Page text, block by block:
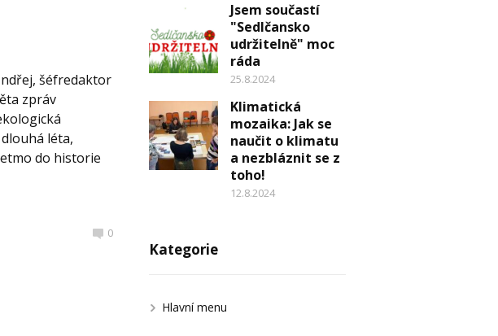
šéfredaktor
zpráv
léta,
do historie
0
Jsem součastí
"Sedlčansko
udržitelně" moc
ráda
25.8.2024
Klimatická
mozaika: Jak se
naučit o klimatu
a nezbláznit se z
toho!
12.8.2024
Kategorie
Hlavní menu